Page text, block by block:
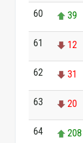
60 39
61 12
62 31
63 20
64 208